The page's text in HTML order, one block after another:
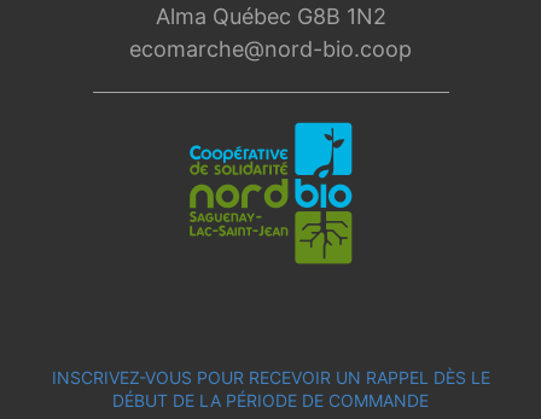
Alma Québec G8B 1N2
ecomarche@nord-bio.coop
INSCRIVEZ-VOUS POUR RECEVOIR UN RAPPEL DÈS LE
DÉBUT DE LA PÉRIODE DE COMMANDE